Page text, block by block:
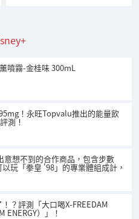
噴霧-金桂味 300mL
！永旺Topvalu推出的能量飲
測！
意想不到的合作商品，包含步數
玩「拳皇 '98」的專業體組成計，
？評測「大口喝X-FREEDAM
ENERGY）」！